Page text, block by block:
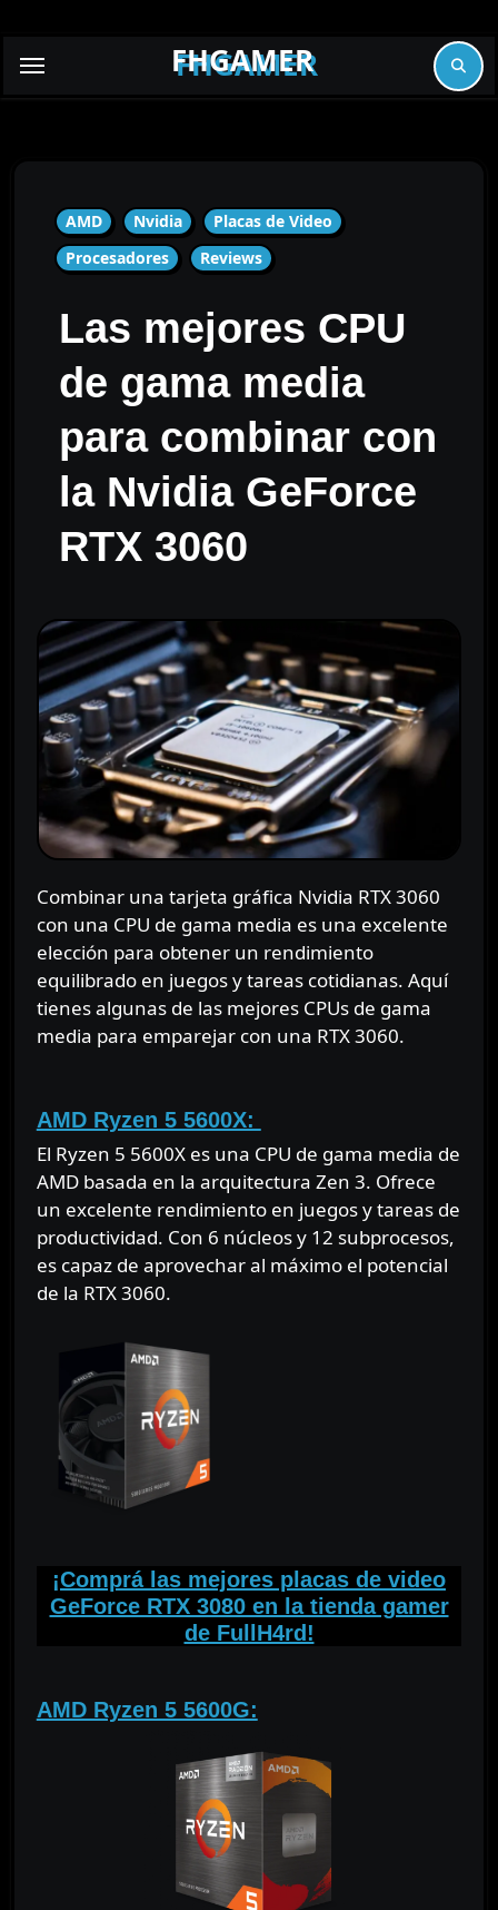
FHGAMER
AMD Nvidia
Placas de Video
Procesadores
Reviews
Las mejores CPU
de gama media
para combinar con
la Nvidia GeForce
RTX 3060
Combinar una tarjeta gráfica Nvidia RTX 3060
con una CPU de gama media es una excelente
elección para obtener un rendimiento
equilibrado en juegos y tareas cotidianas. Aquí
tienes algunas de las mejores CPUs de gama
media para emparejar con una RTX 3060.
AMD Ryzen 5 5600X:
El Ryzen 5 5600X es una CPU de gama media de
AMD basada en la arquitectura Zen 3. Ofrece
un excelente rendimiento en juegos y tareas de
productividad. Con 6 núcleos y 12 subprocesos,
es capaz de aprovechar al máximo el potencial
de la RTX 3060.
¡Comprá las mejores placas de video
GeForce RTX 3080 en la tienda gamer
de FullH4rd!
AMD Ryzen 5 5600G: